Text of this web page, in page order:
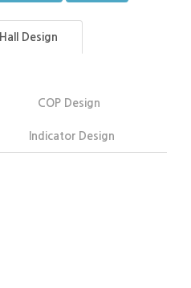
Hall Design
COP Design
Indicator Design